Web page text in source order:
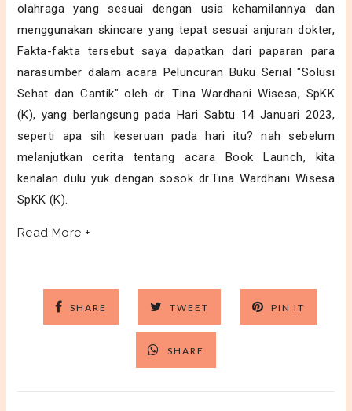
olahraga yang sesuai dengan usia kehamilannya dan
menggunakan skincare yang tepat sesuai anjuran dokter,
Fakta-fakta tersebut saya dapatkan dari paparan para
narasumber dalam acara Peluncuran Buku Serial "Solusi
Sehat dan Cantik" oleh dr. Tina Wardhani Wisesa, SpKK
(K), yang berlangsung pada Hari Sabtu 14 Januari 2023,
seperti apa sih keseruan pada hari itu? nah sebelum
melanjutkan cerita tentang acara Book Launch, kita
kenalan dulu yuk dengan sosok dr.Tina Wardhani Wisesa
SpKK (K).
Read More +
SHARE TWEET PIN IT
SHARE